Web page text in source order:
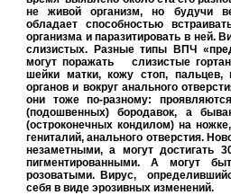
не живой организм, но будучи
обладает способностью
организма и паразитировать в ней.
слизистых. Разные типы ВПЧ
могут поражать
слизистые
шейки матки, кожу стоп,
органов и вокруг анального
они тоже по-разному:
(подошвенных) бородавок, а
(остроконечных кондилом) на
гениталий, анального отверстия.
незаметными, а могут
пигментированными. А могут
розоватыми. Вирус,
себя в виде эрозивных изменений.